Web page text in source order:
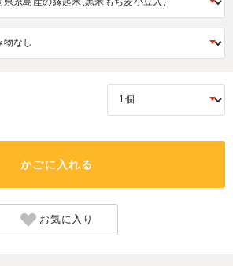
かごに入れる
お気に入り